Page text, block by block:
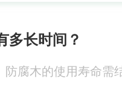
多长时间？
防腐木的使用寿命